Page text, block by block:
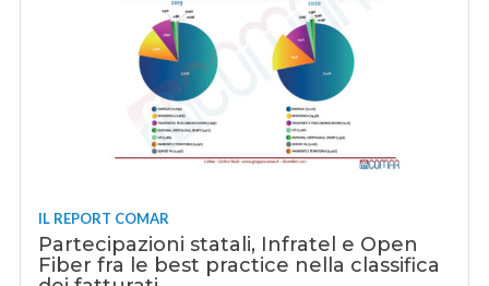
IL REPORT COMAR
Partecipazioni statali, Infratel e Open
Fiber fra le best practice nella classifica